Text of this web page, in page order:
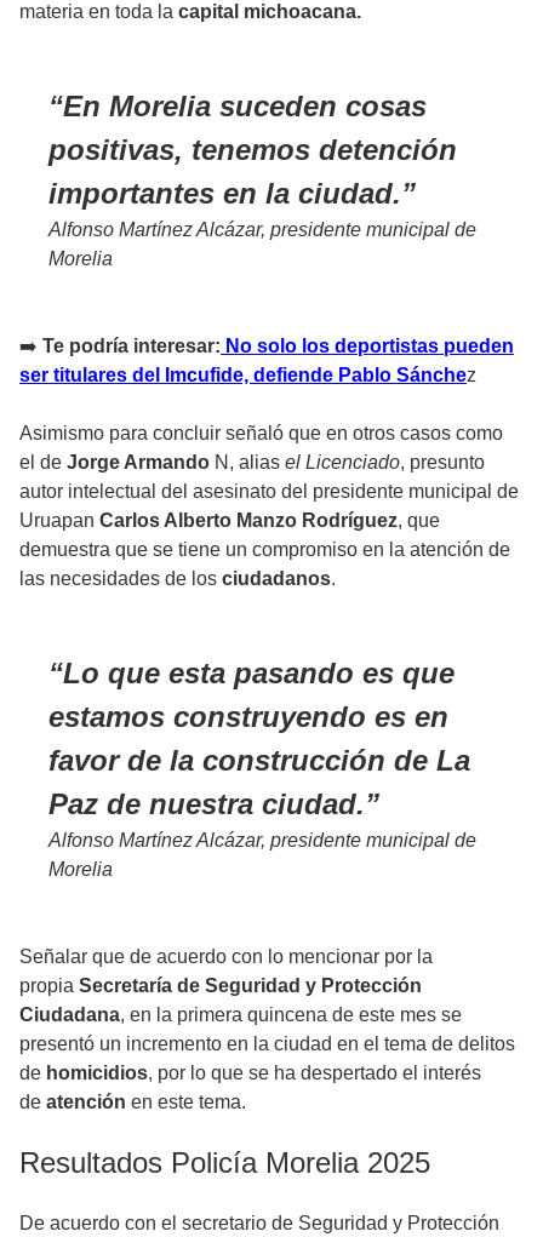
materia en toda la capital michoacana.
En Morelia suceden cosas
positivas, tenemos detención
importantes en la ciudad.
Alfonso Martínez Alcázar, presidente municipal de
Morelia
➡️ Te podría interesar: No solo los deportistas pueden
ser titulares del Imcufide, defiende Pablo Sánchez
Asimismo para concluir señaló que en otros casos como
el de Jorge Armando N, alias el Licenciado, presunto
autor intelectual del asesinato del presidente municipal de
Uruapan Carlos Alberto Manzo Rodríguez, que
demuestra que se tiene un compromiso en la atención de
las necesidades de los ciudadanos.
Lo que esta pasando es que
estamos construyendo es en
favor de la construcción de La
Paz de nuestra ciudad.
Alfonso Martínez Alcázar, presidente municipal de
Morelia
Señalar que de acuerdo con lo mencionar por la
propia Secretaría de Seguridad y Protección
Ciudadana, en la primera quincena de este mes se
presentó un incremento en la ciudad en el tema de delitos
de homicidios, por lo que se ha despertado el interés
de atención en este tema.
Resultados Policía Morelia 2025
De acuerdo con el secretario de Seguridad y Protección